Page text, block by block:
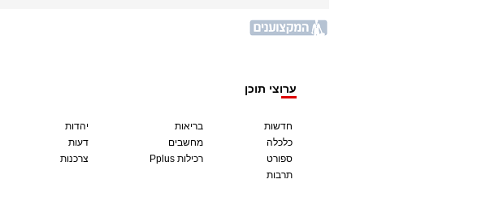
ערוצי תוכן
חדשות
כלכלה
ספורט
תרבות
בריאות
מחשבים
Pplus רכילות
יהדות
דעות
צרכנות